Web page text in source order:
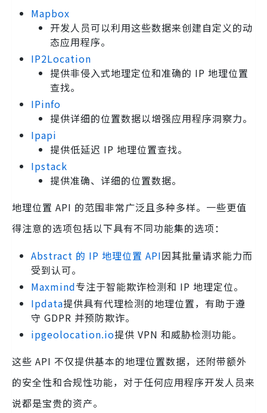
Mapbox
开发人员可以利用这些数据来创建自定义的动
态应用程序。
IP2Location
提供非侵入式地理定位和准确的 IP 地理位置
查找。
IPinfo
提供详细的位置数据以增强应用程序洞察力。
Ipapi
提供低延迟 IP 地理位置查找。
Ipstack
提供准确、详细的位置数据。
地理位置 API 的范围非常广泛且多种多样。一些更值
得注意的选项包括以下具有不同功能集的选项：
Abstract 的 IP 地理位置 API因其批量请求能力而
受到认可。
Maxmind专注于智能欺诈检测和 IP 地理定位。
Ipdata提供具有代理检测的地理位置，有助于遵
守 GDPR 并预防欺诈。
ipgeolocation.io提供 VPN 和威胁检测功能。
这些 API 不仅提供基本的地理位置数据，还附带额外
的安全性和合规性功能，对于任何应用程序开发人员来
说都是宝贵的资产。